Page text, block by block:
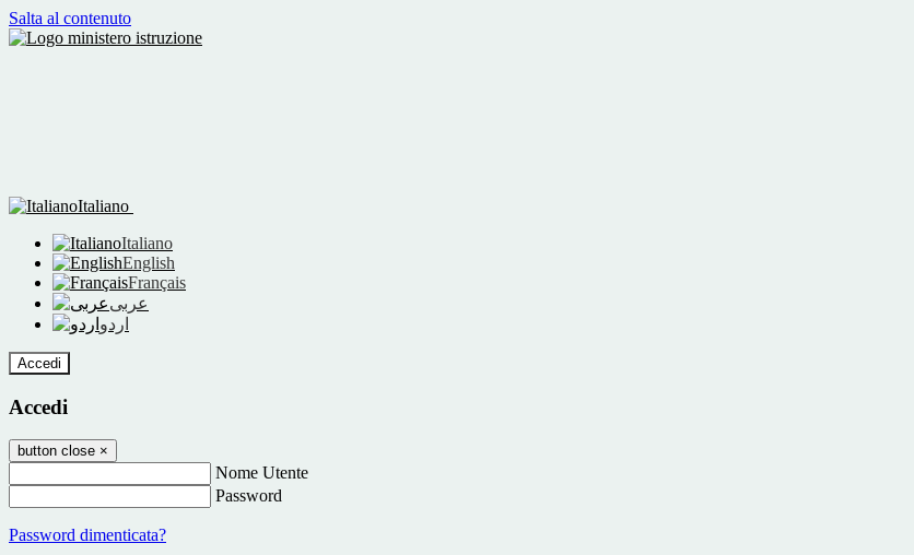
Salta al contenuto
Italiano
Italiano
English
Français
عربى
اردو
Accedi
Accedi
button close ×
Nome Utente
Password
Password dimenticata?